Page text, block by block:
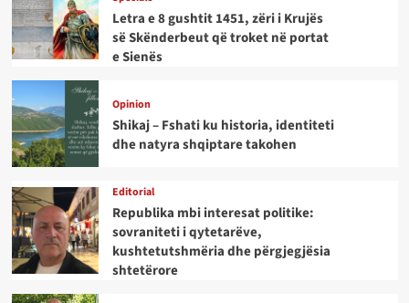
Letra e 8 gushtit 1451, zëri i Krujës
së Skënderbeut që troket në portat
e Sienës
Opinion
Shikaj – Fshati ku historia, identiteti
dhe natyra shqiptare takohen
Editorial
Republika mbi interesat politike:
sovraniteti i qytetarëve,
kushtetutshmëria dhe përgjegjësia
shtetërore